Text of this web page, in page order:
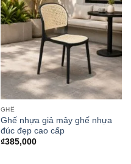
GHẾ
Ghế nhựa giả mây ghế nhựa
đúc đẹp cao cấp
₫385,000